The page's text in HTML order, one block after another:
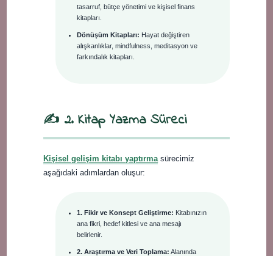
tasarruf, bütçe yönetimi ve kişisel finans
kitapları.
Dönüşüm Kitapları: Hayat değiştiren
alışkanlıklar, mindfulness, meditasyon ve
farkındalık kitapları.
✍️ 2. Kitap Yazma Süreci
Kişisel gelişim kitabı yaptırma sürecimiz
aşağıdaki adımlardan oluşur:
1. Fikir ve Konsept Geliştirme: Kitabınızın
ana fikri, hedef kitlesi ve ana mesajı
belirlenir.
2. Araştırma ve Veri Toplama: Alanında